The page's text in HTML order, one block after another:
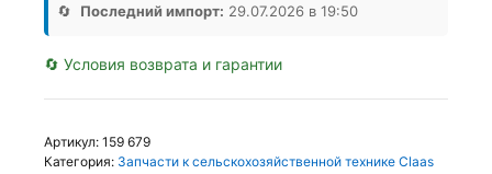
🔄
Последний импорт: 29.07.2026 в 19:50
🔄 Условия возврата и гарантии
Артикул: 159 679
Категория: Запчасти к сельскохозяйственной технике Claas